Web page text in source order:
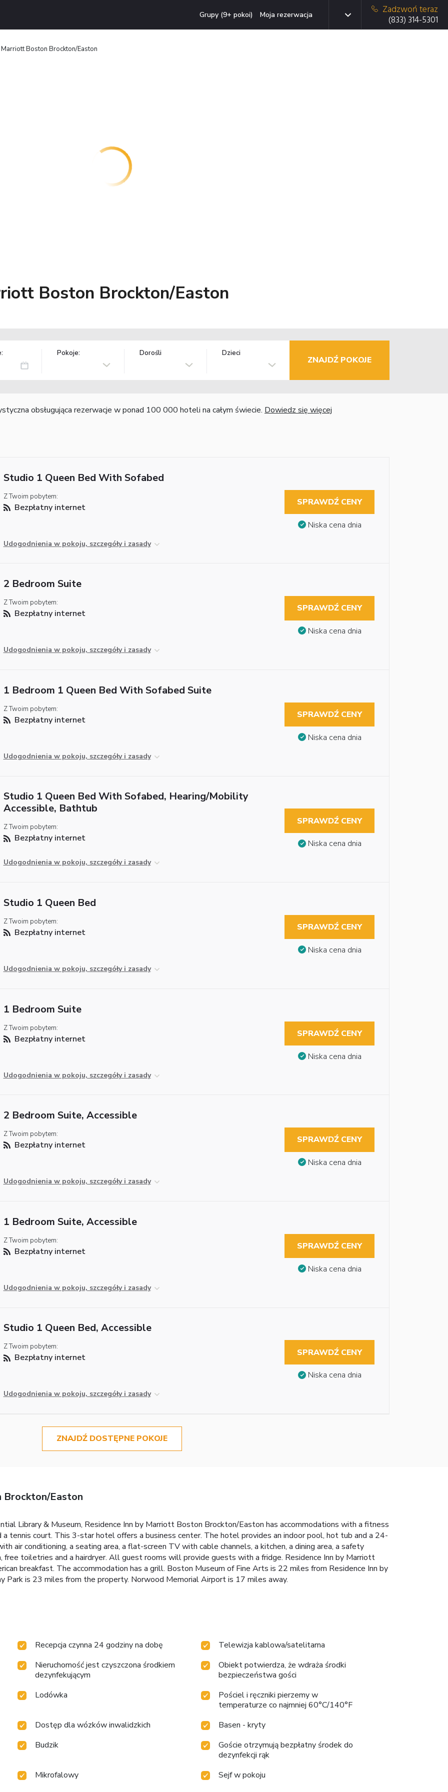
Grupy (9+ pokoi) Moja rezerwacja
Zadzwoń teraz
(833) 314-5301
Boston Brockton/Easton
Boston Brockton/Easton
Pokoje: Dorośli Dzieci
ZNAJDŹ POKOJE
obsługująca rezerwacje w ponad 100 000 hoteli na całym świecie. Dowiedz się więcej
Studio 1 Queen Bed With Sofabed
Z Twoim pobytem:
Bezpłatny internet
Udogodnienia w pokoju, szczegóły i zasady
SPRAWDŹ CENY
Niska cena dnia
2 Bedroom Suite
Z Twoim pobytem:
Bezpłatny internet
Udogodnienia w pokoju, szczegóły i zasady
SPRAWDŹ CENY
Niska cena dnia
1 Bedroom 1 Queen Bed With Sofabed Suite
Z Twoim pobytem:
Bezpłatny internet
Udogodnienia w pokoju, szczegóły i zasady
SPRAWDŹ CENY
Niska cena dnia
Studio 1 Queen Bed With Sofabed, Hearing/Mobility
Accessible, Bathtub
Z Twoim pobytem:
Bezpłatny internet
Udogodnienia w pokoju, szczegóły i zasady
SPRAWDŹ CENY
Niska cena dnia
Studio 1 Queen Bed
Z Twoim pobytem:
Bezpłatny internet
Udogodnienia w pokoju, szczegóły i zasady
SPRAWDŹ CENY
Niska cena dnia
1 Bedroom Suite
Z Twoim pobytem:
Bezpłatny internet
Udogodnienia w pokoju, szczegóły i zasady
SPRAWDŹ CENY
Niska cena dnia
2 Bedroom Suite, Accessible
Z Twoim pobytem:
Bezpłatny internet
Udogodnienia w pokoju, szczegóły i zasady
SPRAWDŹ CENY
Niska cena dnia
1 Bedroom Suite, Accessible
Z Twoim pobytem:
Bezpłatny internet
Udogodnienia w pokoju, szczegóły i zasady
SPRAWDŹ CENY
Niska cena dnia
Studio 1 Queen Bed, Accessible
Z Twoim pobytem:
Bezpłatny internet
Udogodnienia w pokoju, szczegóły i zasady
SPRAWDŹ CENY
Niska cena dnia
ZNAJDŹ DOSTĘPNE POKOJE
Brockton/Easton
Library & Museum, Residence Inn by Marriott Boston Brockton/Easton has accommodations with a fitness
a tennis court. This 3-star hotel offers a business center. The hotel provides an indoor pool, hot tub and a 24-
air conditioning, a seating area, a flat-screen TV with cable channels, a kitchen, a dining area, a safety
toiletries and a hairdryer. All guest rooms will provide guests with a fridge. Residence Inn by Marriott
breakfast. The accommodation has a grill. Boston Museum of Fine Arts is 22 miles from Residence Inn by
is 23 miles from the property. Norwood Memorial Airport is 17 miles away.
Recepcja czynna 24 godziny na dobę
Telewizja kablowa/satelitarna
Nieruchomość jest czyszczona środkiem
dezynfekującym
Obiekt potwierdza, że wdraża środki
bezpieczeństwa gości
Lodówka
Pościel i ręczniki pierzemy w
temperaturze co najmniej 60°C/140°F
Dostęp dla wózków inwalidzkich
Basen - kryty
Budzik
Goście otrzymują bezpłatny środek do
dezynfekcji rąk
Mikrofalowy
Sejf w pokoju